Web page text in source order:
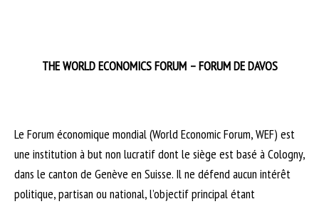
THE WORLD ECONOMICS FORUM – FORUM DE DAVOS
Le Forum économique mondial (World Economic Forum, WEF) est
une institution à but non lucratif dont le siège est basé à Cologny,
dans le canton de Genève en Suisse. Il ne défend aucun intérêt
politique, partisan ou national, l’objectif principal étant